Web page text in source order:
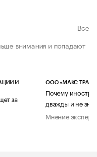
Все
внимания и попадают
И
за
ООО «МАКС ТРАСТ»
Почему
дважды и не
Мнение